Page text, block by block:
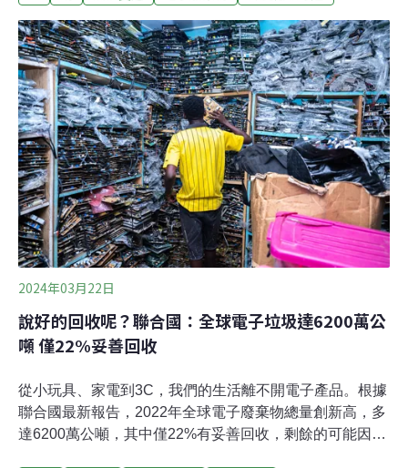
銅用途廣，導熱性和導電性高，加工容易，也是耐用的金
屬，廣泛應用於日常生活，因此常被用來衡量全球經濟景
況，素有「銅博士」（Dr. Copper）之稱。2021年4月，
高盛報告指出，全球要實現《巴黎協定》，減少使用石
油，銅是關鍵角色。風能、太陽能等清潔能源跟電動車都
要用到銅。高盛警告，由於供給跟不上需求，銅價已在過
去一年上漲八成，顯見市場準備不足。
2024年03月22日
說好的回收呢？聯合國：全球電子垃圾達6200萬公
噸 僅22%妥善回收
從小玩具、家電到3C，我們的生活離不開電子產品。根據
聯合國最新報告，2022年全球電子廢棄物總量創新高，多
達6200萬公噸，其中僅22%有妥善回收，剩餘的可能因不